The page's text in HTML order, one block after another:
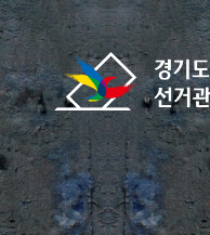
바로가기 메뉴